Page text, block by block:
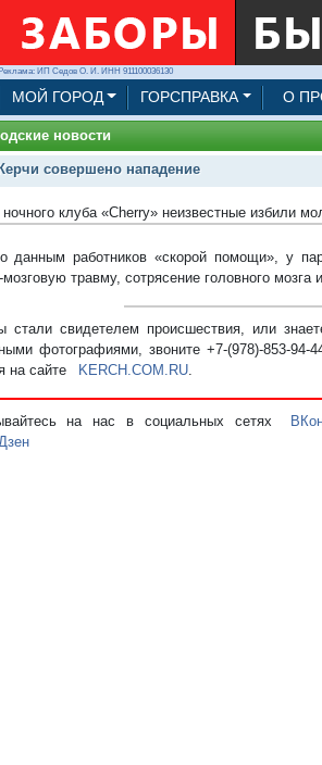
Реклама: ИП Седов О. И. ИНН 911100036130
МОЙ ГОРОД ГОРСПРАВКА О
новости
совершено нападение
клуба «Cherry» неизвестные избили
данным работников «скорой помощи», у
мозговую травму, сотрясение головного
стали свидетелем происшествия, или
фотографиями, звоните +7-(978)-853-94-
на сайте KERCH.COM.RU.
на нас в социальных сетях